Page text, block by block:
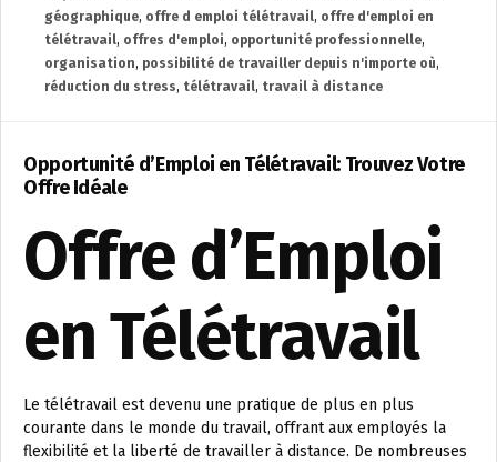
géographique, offre d emploi télétravail, offre d'emploi en
télétravail, offres d'emploi, opportunité professionnelle,
organisation, possibilité de travailler depuis n'importe où,
réduction du stress, télétravail, travail à distance
Opportunité d’Emploi en Télétravail: Trouvez Votre
Offre Idéale
Offre d’Emploi
en Télétravail
Le télétravail est devenu une pratique de plus en plus
courante dans le monde du travail, offrant aux employés la
flexibilité et la liberté de travailler à distance. De nombreuses